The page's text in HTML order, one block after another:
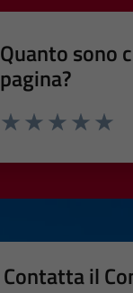
Quanto sono
pagina?
Contatta il